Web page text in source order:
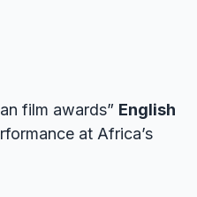
film awards” English
at Africa’s